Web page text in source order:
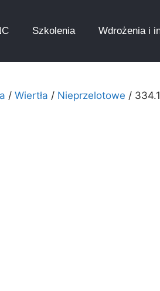
Szkolenia Wdrożenia i
/ Wiertła / Nieprzelotowe /